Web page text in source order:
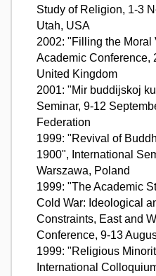
Study of Religion, 1-3
Utah, USA
2002: "Filling the Moral
Academic Conference,
United Kingdom
2001: "Mir buddijskoj
Seminar, 9-12
Federation
1999: "Revival of
1900", International
Warszawa, Poland
1999: "The Academic
Cold War: Ideological
Constraints, East and
Conference, 9-13
1999: "Religious
International